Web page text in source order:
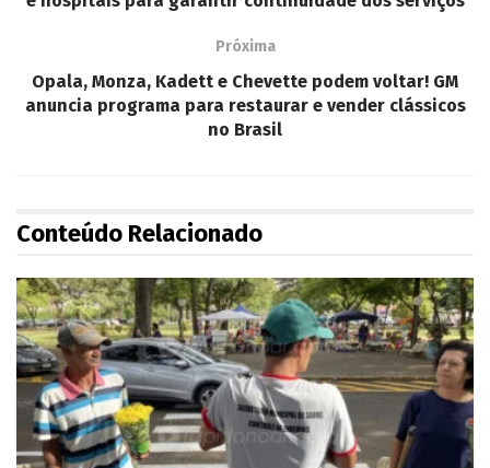
Próxima
Opala, Monza, Kadett e Chevette podem voltar! GM
anuncia programa para restaurar e vender clássicos
no Brasil
Conteúdo Relacionado